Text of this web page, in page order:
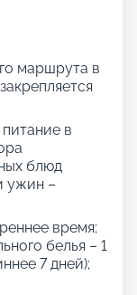
маршрута в
в
блюд
ужин –
время;
белья – 1
7 дней);